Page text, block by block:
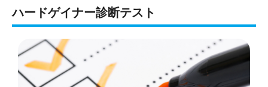
ハードゲイナー診断テスト